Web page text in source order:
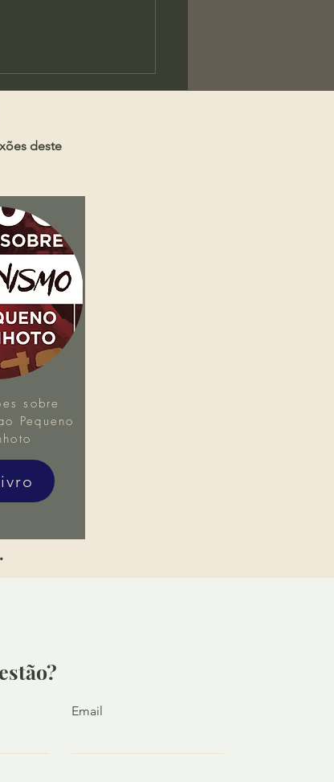
Chaga da
Pública
deste
sobre
Pequeno
Email